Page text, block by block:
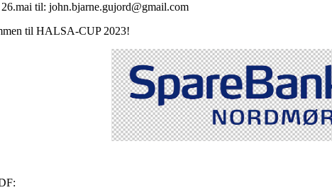
til: john.bjarne.gujord@gmail.com
til HALSA-CUP 2023!